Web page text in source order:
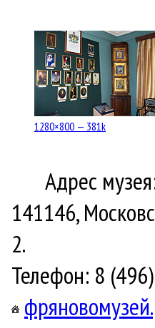
1280×800 — 381k
Адрес
141146,
2.
Телефон: 8